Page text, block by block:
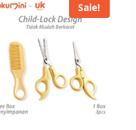
Sale!